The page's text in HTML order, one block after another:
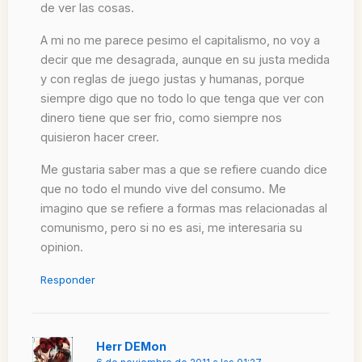
de ver las cosas.
A mi no me parece pesimo el capitalismo, no voy a
decir que me desagrada, aunque en su justa medida
y con reglas de juego justas y humanas, porque
siempre digo que no todo lo que tenga que ver con
dinero tiene que ser frio, como siempre nos
quisieron hacer creer.
Me gustaria saber mas a que se refiere cuando dice
que no todo el mundo vive del consumo. Me
imagino que se refiere a formas mas relacionadas al
comunismo, pero si no es asi, me interesaria su
opinion.
Responder
Herr DEMon